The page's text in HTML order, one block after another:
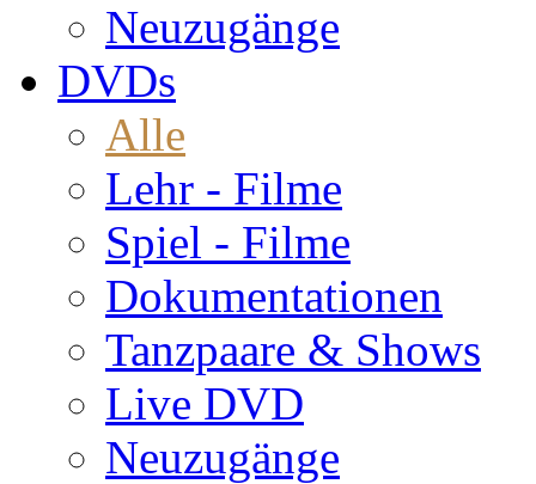
Neuzugänge
DVDs
Alle
Lehr - Filme
Spiel - Filme
Dokumentationen
Tanzpaare & Shows
Live DVD
Neuzugänge